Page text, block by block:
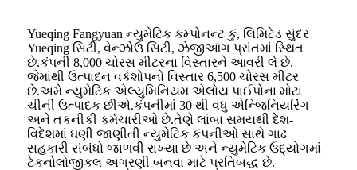
Yueqing Fangyuan ન્યુમેટિક કમ્પોનન્ટ કું, લિમિટેડ સુંદર
Yueqing સિટી, વેન્ઝોઉ સિટી, ઝેજીઆંગ પ્રાંતમાં સ્થિત
છે.કંપની 8,000 ચોરસ મીટરના વિસ્તારને આવરી લે છે,
જેમાંથી ઉત્પાદન વર્કશોપનો વિસ્તાર 6,500 ચોરસ મીટર
છે.અમે ન્યુમેટિક એલ્યુમિનિયમ એલોય પાઈપોના મોટા
ચીની ઉત્પાદક છીએ.કંપનીમાં 30 થી વધુ એન્જિનિયરિંગ
અને તકનીકી કર્મચારીઓ છે.તેણે લાંબા સમયથી દેશ-
વિદેશમાં ઘણી જાણીતી ન્યુમેટિક કંપનીઓ સાથે ગાઢ
સહકારી સંબંધો જાળવી રાખ્યા છે અને ન્યુમેટિક ઉદ્યોગમાં
ટેકનોલોજીકલ અગ્રણી બનવા માટે પ્રતિબદ્ધ છે.